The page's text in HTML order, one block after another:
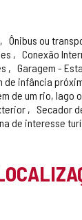
Ônibus ou
Conexão
Garagem -
de infância
de um rio, lago
Secador
de interesse